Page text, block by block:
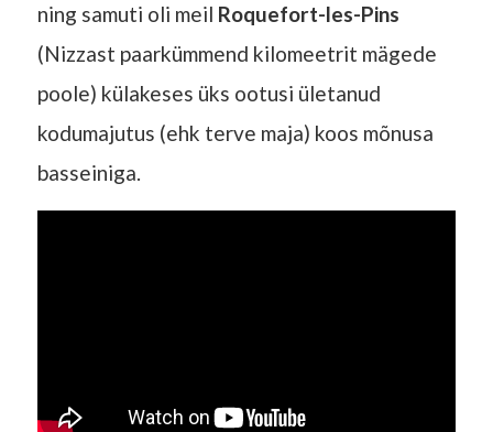
ning samuti oli meil Roquefort-les-Pins
(Nizzast paarkümmend kilomeetrit mägede
poole) külakeses üks ootusi ületanud
kodumajutus (ehk terve maja) koos mõnusa
basseiniga.